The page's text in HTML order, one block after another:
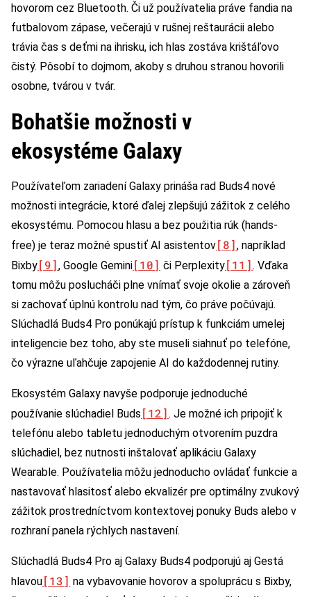
hovorom cez Bluetooth. Či už používatelia práve fandia na
futbalovom zápase, večerajú v rušnej reštaurácii alebo
trávia čas s deťmi na ihrisku, ich hlas zostáva krištáľovo
čistý. Pôsobí to dojmom, akoby s druhou stranou hovorili
osobne, tvárou v tvár.
Bohatšie možnosti v
ekosystéme Galaxy
Používateľom zariadení Galaxy prináša rad Buds4 nové
možnosti integrácie, ktoré ďalej zlepšujú zážitok z celého
ekosystému. Pomocou hlasu a bez použitia rúk (hands-
free) je teraz možné spustiť AI asistentov[8], napríklad
Bixby[9], Google Gemini[10] či Perplexity[11] . Vďaka
tomu môžu poslucháči plne vnímať svoje okolie a zároveň
si zachovať úplnú kontrolu nad tým, čo práve počúvajú.
Slúchadlá Buds4 Pro ponúkajú prístup k funkciám umelej
inteligencie bez toho, aby ste museli siahnuť po telefóne,
čo výrazne uľahčuje zapojenie AI do každodennej rutiny.
Ekosystém Galaxy navyše podporuje jednoduché
používanie slúchadiel Buds [12] . Je možné ich pripojiť k
telefónu alebo tabletu jednoduchým otvorením puzdra
slúchadiel, bez nutnosti inštalovať aplikáciu Galaxy
Wearable. Používatelia môžu jednoducho ovládať funkcie a
nastavovať hlasitosť alebo ekvalizér pre optimálny zvukový
zážitok prostredníctvom kontextovej ponuky Buds alebo v
rozhraní panela rýchlych nastavení.
Slúchadlá Buds4 Pro aj Galaxy Buds4 podporujú aj Gestá
hlavou[13] na vybavovanie hovorov a spoluprácu s Bixby,